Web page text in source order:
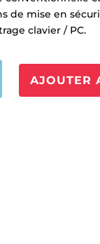
de mise en
clavier / PC.
AJOUTER